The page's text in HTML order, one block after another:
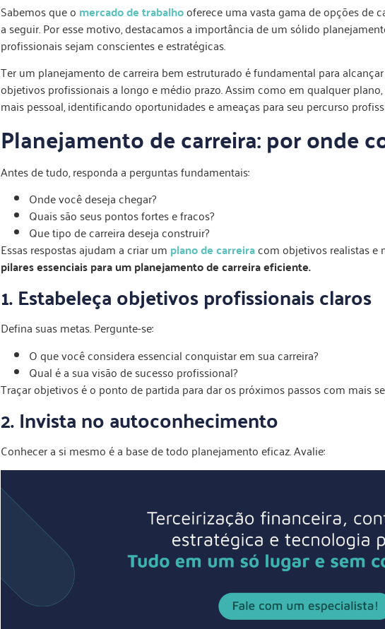
Sabemos que o mercado de trabalhooferece uma vasta gama de opções de
a seguir. Por esse motivo, destacamos a importância de um sólido
profissionais sejam conscientes e estratégicas.
Ter um planejamento de carreira bem estruturado é fundamental para
objetivos profissionais a longo e médio prazo. Assim como em qualquer
mais pessoal, identificando oportunidades e ameaças para seu percurso
Planejamento de carreira: por onde
Antes de tudo, responda a perguntas fundamentais:
Onde você deseja chegar?
Quais são seus pontos fortes e fracos?
Que tipo de carreira deseja construir?
Essas respostas ajudam a criar um plano de carreiracom objetivos realistas e
pilares essenciais para um planejamento de carreira eficiente.
1. Estabeleça objetivos profissionais claros
Defina suas metas. Pergunte-se:
O que você considera essencial conquistar em sua carreira?
Qual é a sua visão de sucesso profissional?
Traçar objetivos é o ponto de partida para dar os próximos passos com mais
2. Invista no autoconhecimento
Conhecer a si mesmo é a base de todo planejamento eficaz. Avalie: